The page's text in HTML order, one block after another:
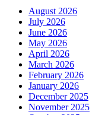
August 2026
July 2026
June 2026
May 2026
April 2026
March 2026
February 2026
January 2026
December 2025
November 2025